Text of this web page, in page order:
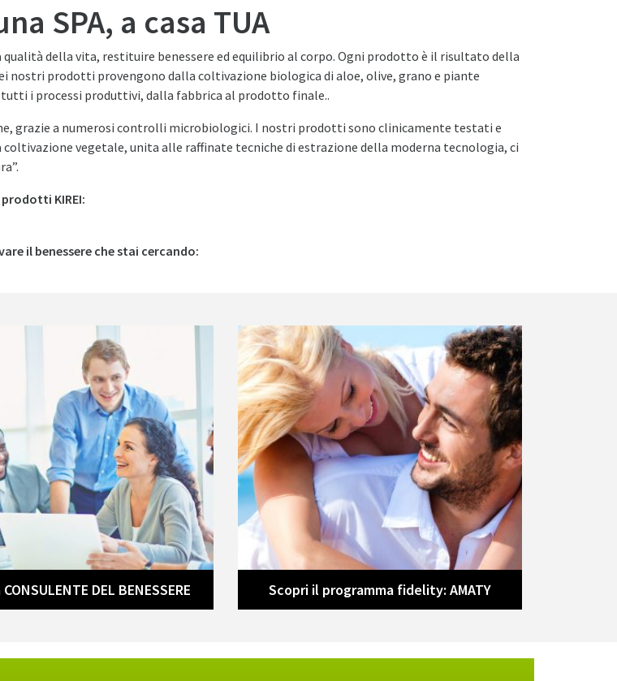
SPA, a casa TUA
della vita, restituire benessere ed equilibrio al corpo. Ogni prodotto è il risultato della
prodotti provengono dalla coltivazione biologica di aloe, olive, grano e piante
i processi produttivi, dalla fabbrica al prodotto finale..
grazie a numerosi controlli microbiologici. I nostri prodotti sono clinicamente testati e
vegetale, unita alle raffinate tecniche di estrazione della moderna tecnologia, ci
KIREI:
il benessere che stai cercando:
DEL BENESSERE Scopri il programma fidelity: AMATY